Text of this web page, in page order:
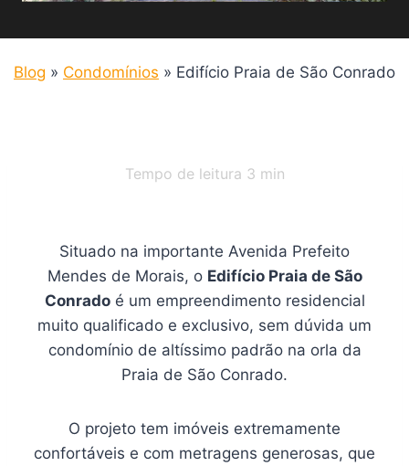
Blog » Condomínios » Edifício Praia de São Conrado
Tempo de leitura 3 min
Situado na importante Avenida Prefeito
Mendes de Morais, o Edifício Praia de São
Conradoé um empreendimento residencial
muito qualificado e exclusivo, sem dúvida um
condomínio de altíssimo padrão na orla da
Praia de São Conrado.
O projeto tem imóveis extremamente
confortáveis e com metragens generosas, que